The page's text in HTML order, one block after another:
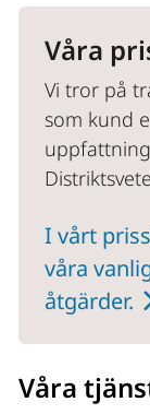
Våra
Vi tror på
som kund
I vårt
våra
åtgärder.
Våra